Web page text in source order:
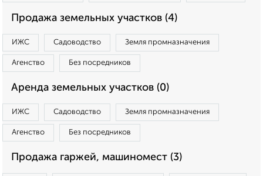
Продажа земельных участков (4)
ИЖС Садоводство Земля промназначения
Агенство Без посредников
Аренда земельных участков (0)
ИЖС Садоводство Земля промназначения
Агенство Без посредников
Продажа гаржей, машиномест (3)